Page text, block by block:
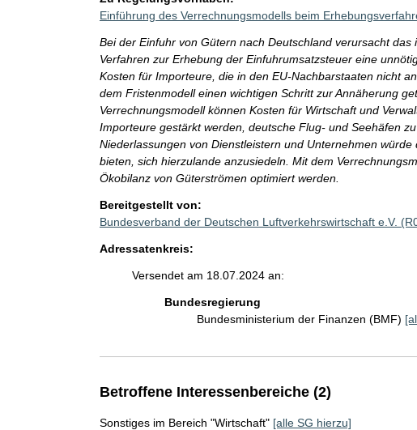
Einführung des Verrechnungsmodells beim
Bei der Einfuhr von Gütern nach Deutschland verursacht
Verfahren zur Erhebung der Einfuhrumsatzsteuer eine
Kosten für Importeure, die in den EU-Nachbarstaaten nicht
dem Fristenmodell einen wichtigen Schritt zur Annäherung
Verrechnungsmodell können Kosten für Wirtschaft und
Importeure gestärkt werden, deutsche Flug- und Seehäfen
Niederlassungen von Dienstleistern und Unternehmen
bieten, sich hierzulande anzusiedeln. Mit dem
Ökobilanz von Güterströmen optimiert werden.
Bereitgestellt von:
Bundesverband der Deutschen Luftverkehrswirtschaft e.V.
Adressatenkreis:
Versendet am 18.07.2024 an:
Bundesregierung
Bundesministerium der Finanzen (BMF)
Betroffene Interessenbereiche (2)
Sonstiges im Bereich "Wirtschaft" [alle SG hierzu]